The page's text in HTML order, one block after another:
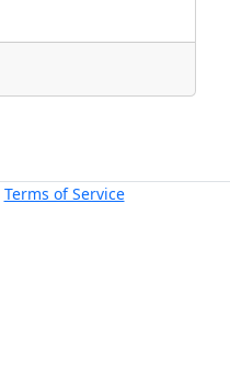
Terms of Service